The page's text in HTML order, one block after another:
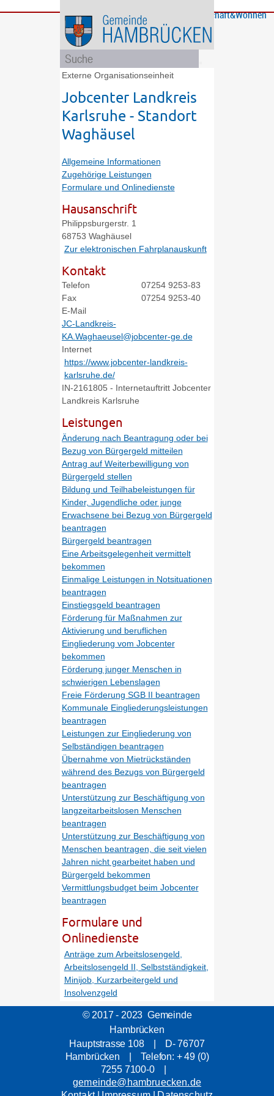
Bürgerservice
GemeindeBildung
und
Soziales
Rathaus
und
Politik
Wirtschaft&Wohnen
Externe Organisationseinheit
Jobcenter Landkreis
Karlsruhe - Standort
Waghäusel
Allgemeine Informationen
Zugehörige Leistungen
Formulare und Onlinedienste
Hausanschrift
Philippsburgerstr. 1
68753 Waghäusel
Zur elektronischen Fahrplanauskunft
Kontakt
Telefon
07254 9253-83
Fax
07254 9253-40
E-Mail
JC-Landkreis-
KA.Waghaeusel@jobcenter-ge.de
Internet
https://www.jobcenter-landkreis-
karlsruhe.de/
IN-2161805 - Internetauftritt Jobcenter
Landkreis Karlsruhe
Leistungen
Änderung nach Beantragung oder bei
Bezug von Bürgergeld mitteilen
Antrag auf Weiterbewilligung von
Bürgergeld stellen
Bildung und Teilhabeleistungen für
Kinder, Jugendliche oder junge
Erwachsene bei Bezug von Bürgergeld
beantragen
Bürgergeld beantragen
Eine Arbeitsgelegenheit vermittelt
bekommen
Einmalige Leistungen in Notsituationen
beantragen
Einstiegsgeld beantragen
Förderung für Maßnahmen zur
Aktivierung und beruflichen
Eingliederung vom Jobcenter
bekommen
Förderung junger Menschen in
schwierigen Lebenslagen
Freie Förderung SGB II beantragen
Kommunale Eingliederungsleistungen
beantragen
Leistungen zur Eingliederung von
Selbständigen beantragen
Übernahme von Mietrückständen
während des Bezugs von Bürgergeld
beantragen
Unterstützung zur Beschäftigung von
langzeitarbeitslosen Menschen
beantragen
Unterstützung zur Beschäftigung von
Menschen beantragen, die seit vielen
Jahren nicht gearbeitet haben und
Bürgergeld bekommen
Vermittlungsbudget beim Jobcenter
beantragen
Formulare und
Onlinedienste
Anträge zum Arbeitslosengeld,
Arbeitslosengeld II, Selbstständigkeit,
Minijob, Kurzarbeitergeld und
Insolvenzgeld
© 2017 - 2023 Gemeinde
Hambrücken
Hauptstrasse 108 | D- 76707
Hambrücken | Telefon: + 49 (0)
7255 7100-0 |
gemeinde@hambruecken.de